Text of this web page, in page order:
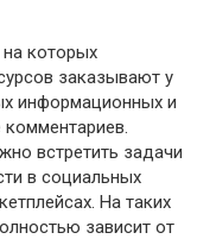
которых
заказывают у
информационных и
комментариев.
встретить задачи
в социальных
На таких
зависит от